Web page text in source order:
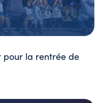
pour la rentrée de